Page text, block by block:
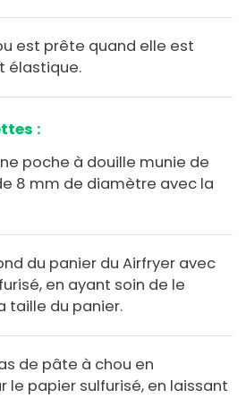
est prête quand elle est
élastique.
:
poche à douille munie de
8 mm de diamètre avec la
du panier du Airfryer avec
en ayant soin de le
taille du panier.
de pâte à chou en
le papier sulfurisé, en laissant